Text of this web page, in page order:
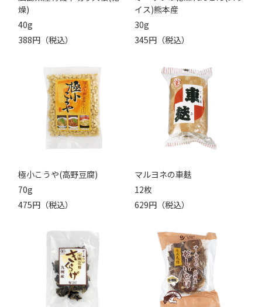
燥)
40g
388円（税込）
イス)熊本産
30g
345円（税込）
極小こうや(高野豆腐)
70g
475円（税込）
マルヨネの車麸
12枚
629円（税込）